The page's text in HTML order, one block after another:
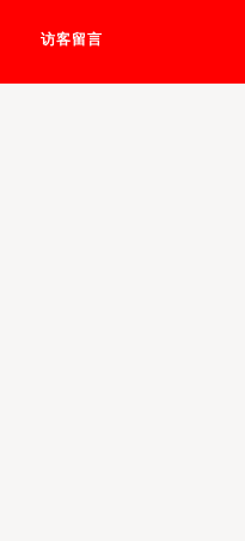
访客留言